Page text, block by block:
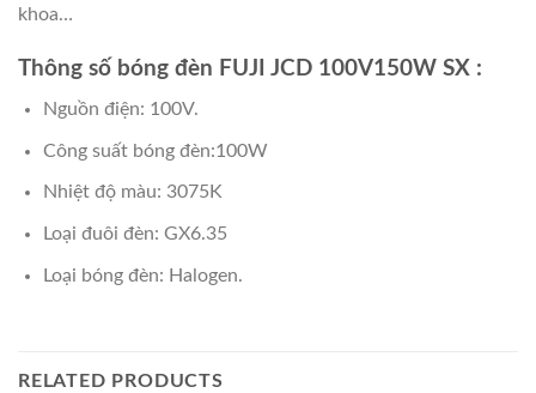
khoa…
Thông số bóng đèn FUJI JCD 100V150W SX :
Nguồn điện: 100V.
Công suất bóng đèn:100W
Nhiệt độ màu: 3075K
Loại đuôi đèn: GX6.35
Loại bóng đèn: Halogen.
RELATED PRODUCTS